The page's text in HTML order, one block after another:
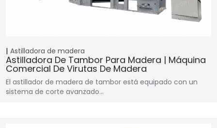
Astilladora de madera
Astilladora De Tambor Para Madera | Máquina
Comercial De Virutas De Madera
El astillador de madera de tambor está equipado con un
sistema de corte avanzado…